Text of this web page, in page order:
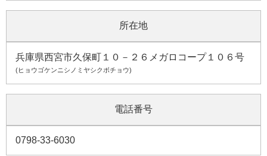
所在地
兵庫県西宮市久保町１０－２６メガロコープ１０６号
(ヒョウゴケンニシノミヤシクボチョウ)
電話番号
0798-33-6030